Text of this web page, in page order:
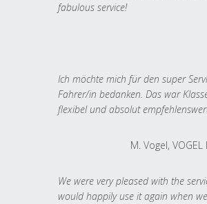
fabulous service!
Ich möchte mich für den super
Fahrer/in bedanken. Das war
flexibel und absolut
M. Vogel,
We were very pleased with the
would happily use it again when